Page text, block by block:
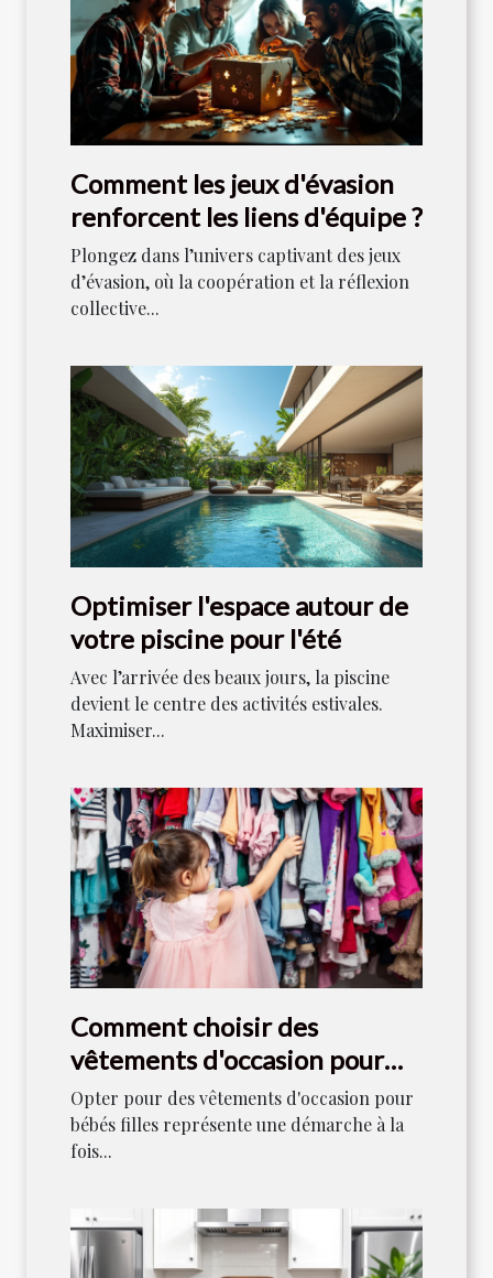
Comment les jeux d'évasion
renforcent les liens d'équipe ?
Plongez dans l’univers captivant des jeux
d’évasion, où la coopération et la réflexion
collective...
Optimiser l'espace autour de
votre piscine pour l'été
Avec l’arrivée des beaux jours, la piscine
devient le centre des activités estivales.
Maximiser...
Comment choisir des
vêtements d'occasion pour
bébés filles
Opter pour des vêtements d'occasion pour
bébés filles représente une démarche à la
fois...